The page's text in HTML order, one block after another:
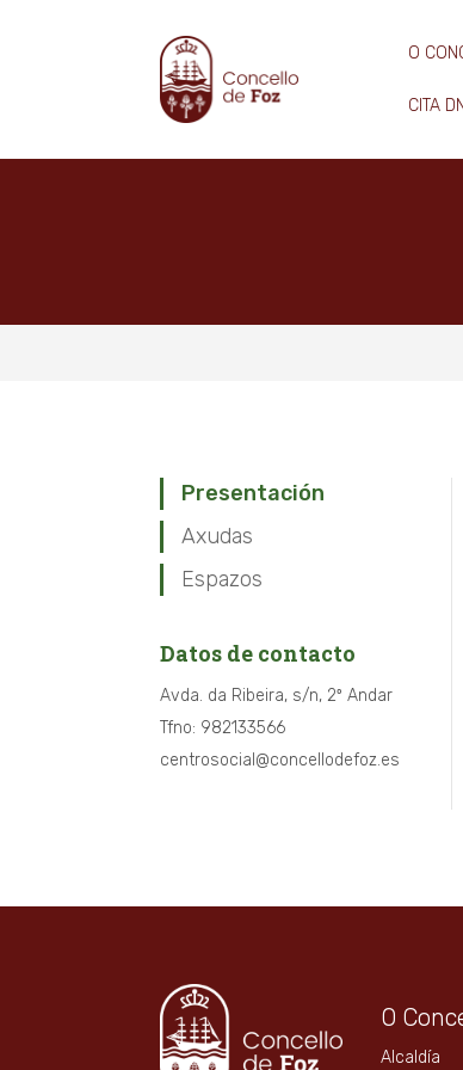
O
CITA
Presentación
Axudas
Espazos
Datos de contacto
Avda. da Ribeira, s/n, 2º Andar
Tfno: 982133566
centrosocial@concellodefoz.es
O
Alcaldía